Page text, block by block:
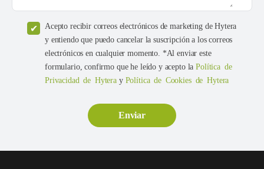
Acepto recibir correos electrónicos de marketing de Hytera
y entiendo que puedo cancelar la suscripción a los correos
electrónicos en cualquier momento. *Al enviar este
formulario, confirmo que he leído y acepto laPolítica de
Privacidad de Hytera y Política de Cookies de Hytera